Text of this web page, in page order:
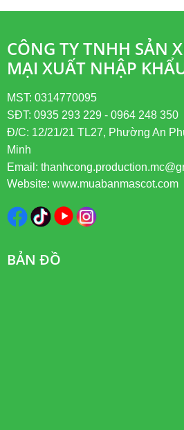
CÔNG TY TNHH SẢN
MẠI XUẤT NHẬP
MST: 0314770095
SĐT: 0935 293 229 - 0964 248 350
Đ/C: 12/21/21 TL27, Phường An
Minh
Email:
Website: www.muabanmascot.com
BẢN ĐỒ